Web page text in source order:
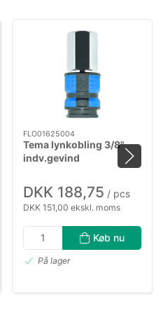
FLO01625004
Tema lynkobling 3/8"
indv.gevind
DKK 188,75 / pcs
DKK 151,00 ekskl. moms
Køb nu
På lager